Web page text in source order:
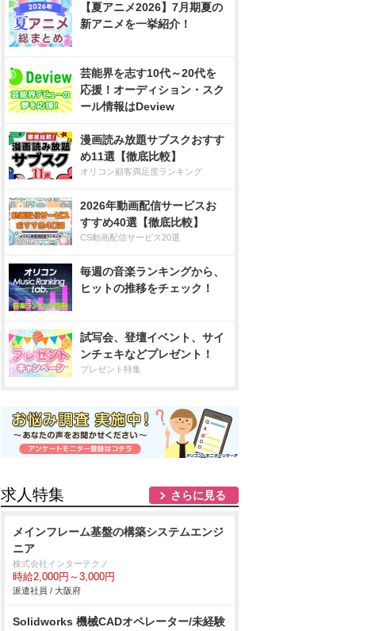
【夏アニメ2026】7月期夏の
新アニメを一挙紹介！
芸能界を志す10代～20代を
応援！オーディション・スク
ール情報はDeview
漫画読み放題サブスクおすす
め11選【徹底比較】
オリコン顧客満足度ランキング
2026年動画配信サービスお
すすめ40選【徹底比較】
CS動画配信サービス20選
毎週の音楽ランキングから、
ヒットの推移をチェック！
試写会、登壇イベント、サイ
ンチェキなどプレゼント！
プレゼント特集
求人特集 さらに見る
メインフレーム基盤の構築システムエンジ
ニア
株式会社インターテクノ
時給2,000円～3,000円
派遣社員 / 大阪府
Solidworks 機械CADオペレーター/未経験